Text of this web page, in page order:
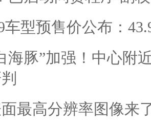
车型预售价公布：
海豚”加强！中心附
最高分辨率图像来